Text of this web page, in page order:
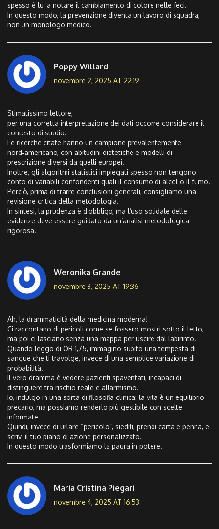
spesso è lui a notare il cambiamento di colore nelle feci.
In questo modo, la prevenzione diventa un lavoro di squadra,
non un monologo medico.
Poppy Willard
novembre 2, 2025 AT 22:19
Stimatissimo lettore,
per una corretta interpretazione dei dati occorre considerare il
contesto di studio.
Le ricerche citate hanno un campione prevalentemente
nord‑americano, con abitudini dietetiche e modelli di
prescrizione diversi da quelli europei.
Inoltre, gli algoritmi statistici impiegati spesso non tengono
conto di variabili confondenti quali il consumo di alcol o il fumo.
Perciò, prima di trarre conclusioni generali, consigliamo una
revisione critica della metodologia.
In sintesi, la prudenza è d’obbligo, ma l’uso solidale delle
evidenze deve essere guidato da un’analisi metodologica
rigorosa.
Weronika Grande
novembre 3, 2025 AT 19:36
Ah, la drammaticità della medicina moderna!
Ci raccontano di pericoli come se fossero mostri sotto il letto,
ma poi ci lasciano senza una mappa per uscire dal labirinto.
Quando leggo di OR 1,75, immagino subito una tempesta di
sangue che ti travolge, invece di una semplice variazione di
probabilità.
Il vero dramma è vedere pazienti spaventati, incapaci di
distinguere tra rischio reale e allarmismo.
Io, indulgo in una sorta di filosofia clinica: la vita è un equilibrio
precario, ma possiamo renderlo più gestibile con scelte
informate.
Quindi, invece di urlare “pericolo”, siediti, prendi carta e penna, e
scrivi il tuo piano di azione personalizzato.
In questo modo trasformiamo la paura in potere.
Maria Cristina Piegari
novembre 4, 2025 AT 16:53